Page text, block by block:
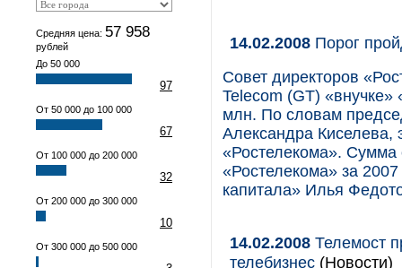
Средняя цена: 57 958
рублей
До 50 000
97
От 50 000 до 100 000
67
От 100 000 до 200 000
32
От 200 000 до 300 000
10
От 300 000 до 500 000
14.02.2008 Порог
Совет директоров
Telecom (GT)
млн. По словам
Александра Киселева,
«Ростелекома». Сумма
«Ростелекома» за
капитала» Илья
14.02.2008 Телемост
телебизнес (Новости)